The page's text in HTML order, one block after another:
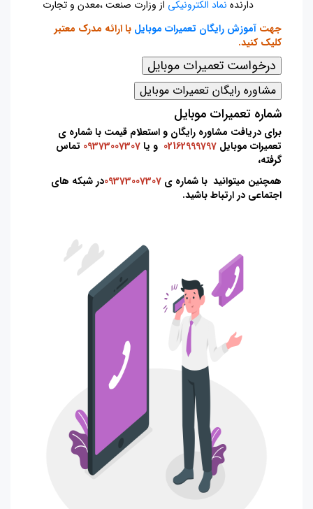
دارنده نماد الکترونیکی از وزارت صنعت ،معدن و تجارت
جهت آموزش رایگان تعمیرات موبایل با ارائه مدرک معتبر
کلیک کنید.
شماره تعمیرات موبایل
برای دریافت مشاوره رایگان و استعلام قیمت باشماره ی
تعمیرات موبایل 02162999797 و یا09373007307 تماس
گرفته،
همچنین میتوانید با شماره ی 09373007307در شبکه های
اجتماعی در ارتباط باشید.